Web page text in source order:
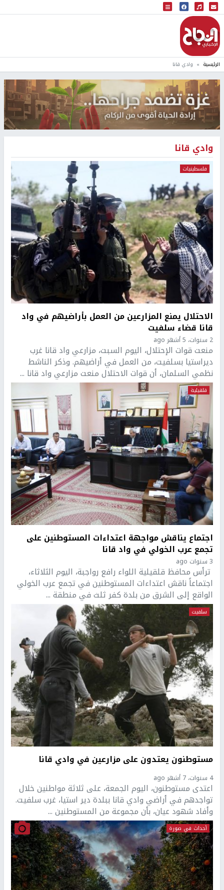
البث المباشر
إذاعة النجاح
الرئيسية وادي قانا
وادي قانا
فلسطينيات
الاحتلال يمنع المزارعين من العمل بأراضيهم في واد
قانا قضاء سلفيت
2 سنوات، 5 أشهر ago
منعت قوات الإحتلال، اليوم السبت، مزارعي واد قانا غرب
ديراستيا بسلفيت، من العمل في أراضيهم. وذكر الناشط
نظمي السلمان، أن قوات الاحتلال منعت مزارعي واد قانا ...
قلقيلية
اجتماع يناقش مواجهة اعتداءات المستوطنين على
تجمع عرب الخولي في واد قانا
3 سنوات ago
ترأس محافظ قلقيلية اللواء رافع رواجبة، اليوم الثلاثاء،
اجتماعاً ناقش اعتداءات المستوطنين في تجمع عرب الخولي
الواقع إلى الشرق من بلدة كفر ثلث في منطقة ...
سلفيت
مستوطنون يعتدون على مزارعين في وادي قانا
4 سنوات، 7 أشهر ago
اعتدى مستوطنون، اليوم الجمعة، على ثلاثة مواطنين خلال
تواجدهم في أراضي وادي قانا ببلدة دير استيا، غرب سلفيت.
وأفاد شهود عيان، بأن مجموعة من المستوطنين ...
أحداث في صورة